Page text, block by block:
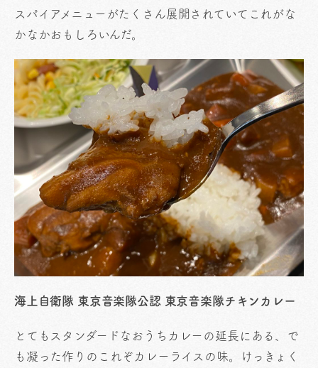
スパイアメニューがたくさん展開されていてこれがな
かなかおもしろいんだ。
海上自衛隊 東京音楽隊公認 東京音楽隊チキンカレー
とてもスタンダードなおうちカレーの延長にある、で
も凝った作りのこれぞカレーライスの味。けっきょく